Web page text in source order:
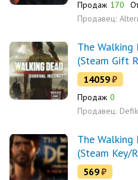
Продаж 170
Продавец:
The
(Steam Gift
14059₽
Продаж 0
Продавец: Defik
The Walking
(Steam Key/
569₽